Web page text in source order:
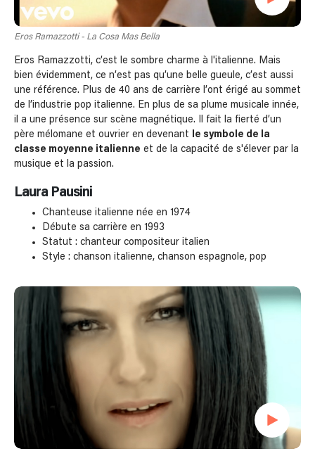
Eros Ramazzotti - La Cosa Mas Bella
Eros Ramazzotti, c’est le sombre charme à l'italienne. Mais
bien évidemment, ce n’est pas qu’une belle gueule, c’est aussi
une référence. Plus de 40 ans de carrière l’ont érigé au sommet
de l’industrie pop italienne. En plus de sa plume musicale innée,
il a une présence sur scène magnétique. Il fait la fierté d’un
père mélomane et ouvrier en devenant
le symbole de la
classe moyenne italienne et de la capacité de s'élever par la
musique et la passion.
Laura Pausini
Chanteuse italienne née en 1974
Débute sa carrière en 1993
Statut : chanteur compositeur italien
Style : chanson italienne, chanson espagnole, pop